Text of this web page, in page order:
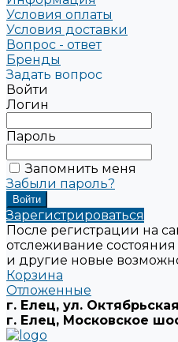
Условия оплаты
Условия доставки
Вопрос - ответ
Бренды
Задать вопрос
Войти
Логин
Пароль
Запомнить меня
Забыли пароль?
Зарегистрироваться
После регистрации на
отслеживание
и другие новые
Корзина
Отложенные
г. Елец, ул.
г. Елец, Московское